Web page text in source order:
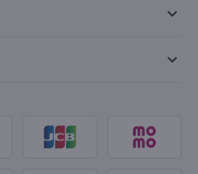
keyboard_arrow_down
keyboard_arrow_down